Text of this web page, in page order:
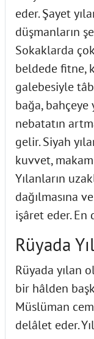
eder. Şayet
düşmanların
Sokaklarda
beldede fitne,
galebesiyle
bağa, bahçeye
nebatatın
gelir. Siyah
kuvvet,
Yılanların
dağılmasına
işâret eder.
Rüyada
Rüyada yılan
bir hâlden
Müslüman
delâlet eder.